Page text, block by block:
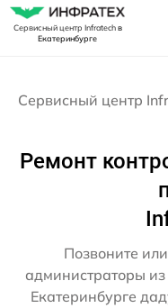
Сервисный центр Infratechв
Екатеринбурге
Сервисный центр
Ремонт
Позвоните
администраторы
Екатеринбурге